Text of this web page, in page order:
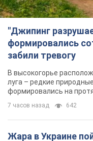
7 часов назад 642
Жара в Украине
ожидаются грозы:
прогноз, когда
изменения погоды
Совсем скоро жара
5.08.2026 14:59 6,7 т.
"Или, может, я
Елена Зарецкая –